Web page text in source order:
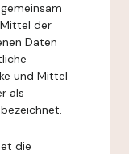
der
Daten
und Mittel
als
die